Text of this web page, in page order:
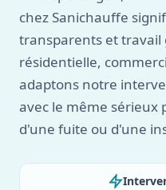
chez Sanichauffe
transparents et travail
résidentielle,
adaptons notre
avec le même sérieux
d'une fuite ou d'une